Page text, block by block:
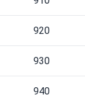
920
930
940